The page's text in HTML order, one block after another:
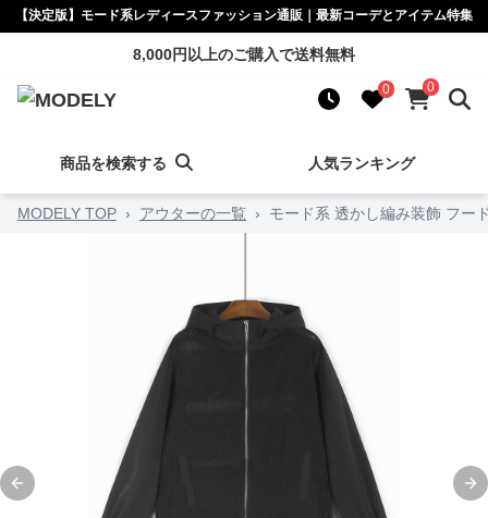
【決定版】モード系レディースファッション通販｜最新コーデとアイテム特集
8,000円以上のご購入で送料無料
0 0
商品を検索する 人気ランキング
MODELY TOP › アウターの一覧 › モード系 透かし編み装飾 フー
Previous slide